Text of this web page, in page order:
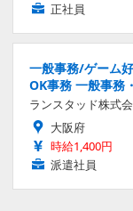
正社員
一般事務/ゲーム
OK事務 一般事務
ランスタッド株式
大阪府
時給1,400円
派遣社員